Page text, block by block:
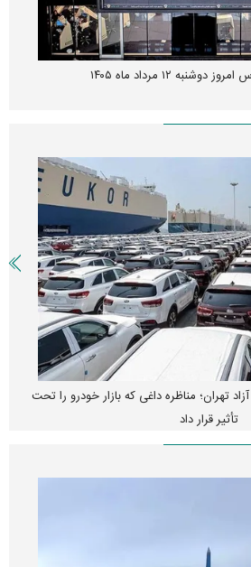
۱۲ مرداد ماه ۱۴۰۵
تهران؛ مناظره داغی که بازار خودرو را تحت
تأثیر قرار داد